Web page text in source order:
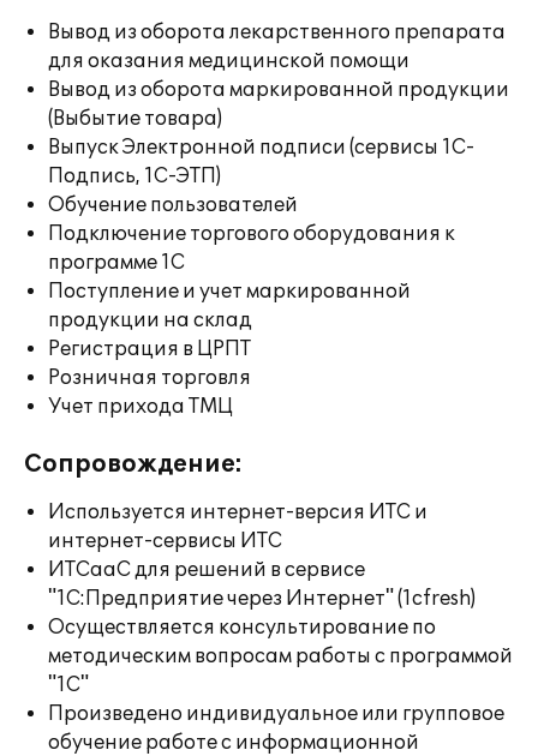
Вывод из оборота лекарственного препарата
для оказания медицинской помощи
Вывод из оборота маркированной продукции
(Выбытие товара)
Выпуск Электронной подписи (сервисы 1С-
Подпись, 1С-ЭТП)
Обучение пользователей
Подключение торгового оборудования к
программе 1С
Поступление и учет маркированной
продукции на склад
Регистрация в ЦРПТ
Розничная торговля
Учет прихода ТМЦ
Сопровождение:
Используется интернет-версия ИТС и
интернет-сервисы ИТС
ИТСааС для решений в сервисе
"1С:Предприятие через Интернет" (1cfresh)
Осуществляется консультирование по
методическим вопросам работы с программой
"1С"
Произведено индивидуальное или групповое
обучение работе с информационной